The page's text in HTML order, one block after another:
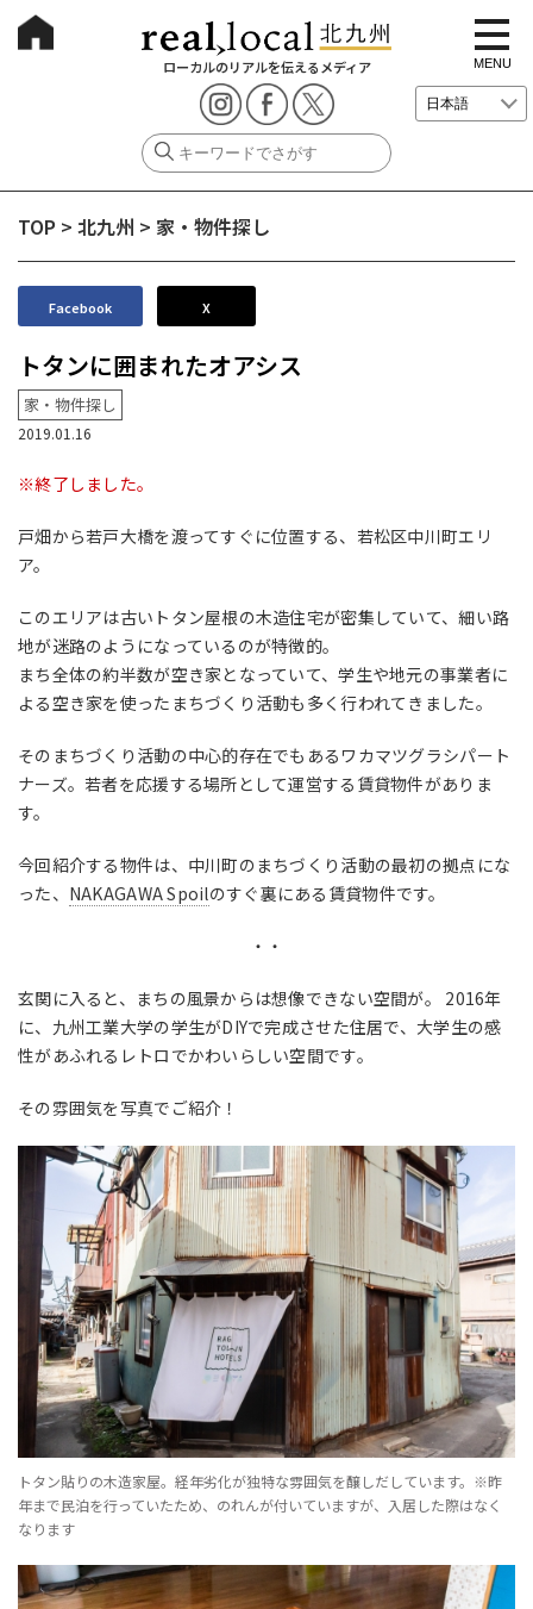
ローカルのリアルを伝えるメディア
t
o
g
g
e
i
i
MENU
TOP > 北九州 > 家・物件探し
Facebook X
トタンに囲まれたオアシス
家・物件探し
2019.01.16
※終了しました。
戸畑から若戸大橋を渡ってすぐに位置する、若松区中川町エリ
ア。
このエリアは古いトタン屋根の木造住宅が密集していて、細い路
地が迷路のようになっているのが特徴的。
まち全体の約半数が空き家となっていて、学生や地元の事業者に
よる空き家を使ったまちづくり活動も多く行われてきました。
そのまちづくり活動の中心的存在でもあるワカマツグラシパート
ナーズ。若者を応援する場所として運営する賃貸物件がありま
す。
今回紹介する物件は、中川町のまちづくり活動の最初の拠点にな
った、 NAKAGAWA Spoilのすぐ裏にある賃貸物件です。
・・
玄関に入ると、まちの風景からは想像できない空間が。 2016年
に、九州工業大学の学生がDIYで完成させた住居で、大学生の感
性があふれるレトロでかわいらしい空間です。
その雰囲気を写真でご紹介！
トタン貼りの木造家屋。経年劣化が独特な雰囲気を醸しだしています。※昨
年まで民泊を行っていたため、のれんが付いていますが、入居した際はなく
なります